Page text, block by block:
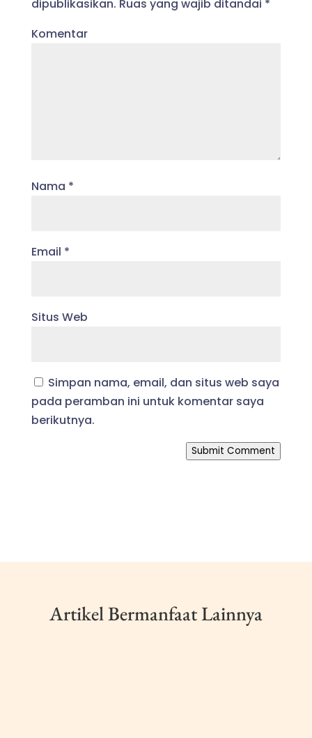
dipublikasikan. Ruas yang wajib ditandai *
Komentar
Nama *
Email *
Situs Web
Simpan nama, email, dan situs web saya
pada peramban ini untuk komentar saya
berikutnya.
Submit Comment
Artikel Bermanfaat Lainnya